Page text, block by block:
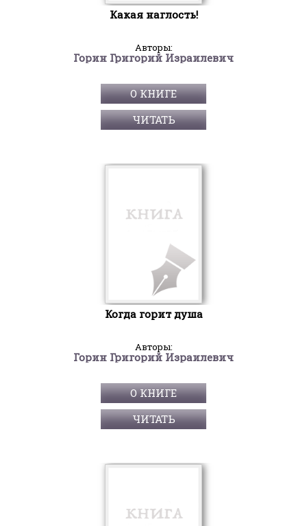
Какая наглость!
Авторы:
Горин Григорий Израилевич
О КНИГЕ
ЧИТАТЬ
Когда горит душа
Авторы:
Горин Григорий Израилевич
О КНИГЕ
ЧИТАТЬ